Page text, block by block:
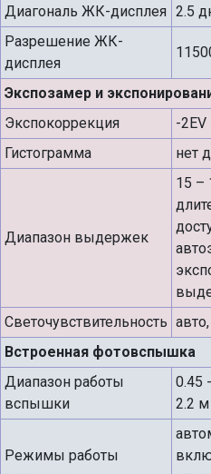
Диагональ ЖК-дисплея 2.5
Разрешение ЖК-
дисплея
Экспозамер и
Экспокоррекция
-
Гистограмма
нет
Диапазон выдержек
15 –
Светочувствительность
Встроенная фотовспышка
Диапазон работы
вспышки
0.45
2.2
Режимы работы